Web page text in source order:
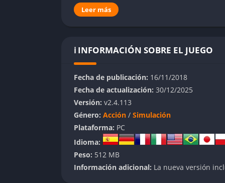
personalizable que convierte la pantalla en
Disponible exclusivamente en Steam,
para crear obras animadas únicas. La
escenas basadas en partículas hasta
Engine. En esencia, se trata de una fusión
sacrificar rendimiento mientras añade
Su filosofía es sencilla: ofrecer libertad total
manteniendo siempre una experiencia
miles de creaciones a través del Workshop
👉 Características de
Leer más
ℹ️ INFORMACIÓN SOBRE EL JUEGO
Fecha de publicación: 16/11/2018
Fecha de actualización: 30/12/2025
Versión: v2.4.113
Género: Acción / Simulación
Plataforma: PC
Idioma:
Peso: 512 MB
Información adicional: La nueva versión